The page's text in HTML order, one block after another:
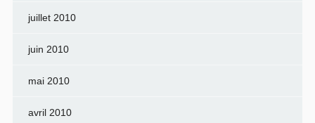
juillet 2010
juin 2010
mai 2010
avril 2010